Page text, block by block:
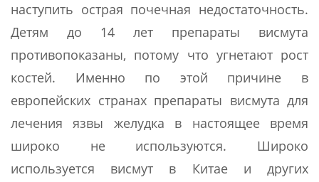
наступить острая почечная недостаточность.
Детям до 14 лет препараты висмута
противопоказаны, потому что угнетают рост
костей. Именно по этой причине в
европейских странах препараты висмута для
лечения язвы желудка в настоящее время
широко не используются. Широко
используется висмут в Китае и других